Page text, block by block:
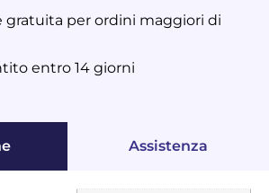
gratuita per ordini maggiori di
entro 14 giorni
Assistenza